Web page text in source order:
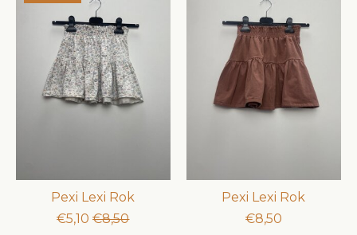
Pexi Lexi Rok
€5,10 €8,50
Pexi Lexi Rok
€8,50